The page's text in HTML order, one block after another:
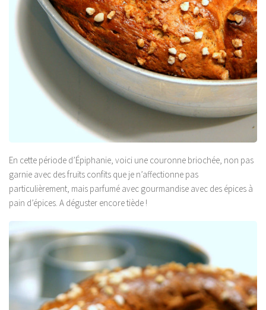
En cette période d’Épiphanie, voici une couronne briochée, non pas
garnie avec des fruits confits que je n’affectionne pas
particulièrement, mais parfumé avec gourmandise avec des épices à
pain d’épices. A déguster encore tiède !